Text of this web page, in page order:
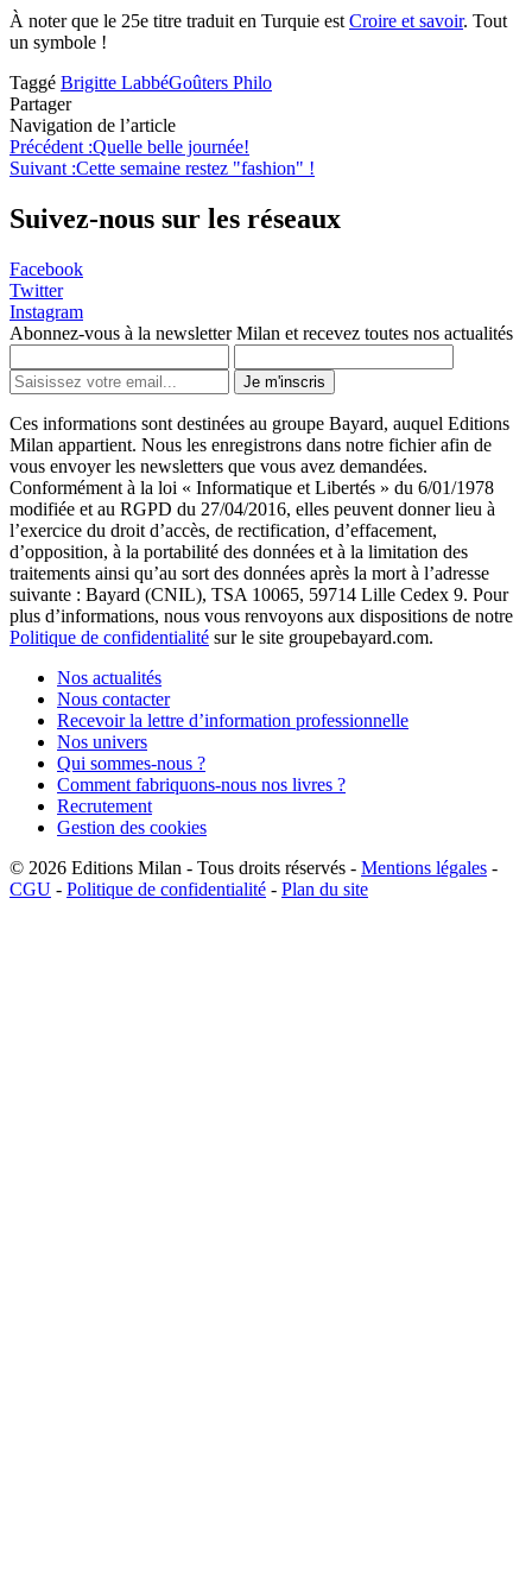
À noter que le 25e titre traduit en Turquie est Croire et savoir. Tout
un symbole !
Taggé Brigitte LabbéGoûters Philo
Partager
Navigation de l’article
Précédent :Quelle belle journée!
Suivant :Cette semaine restez "fashion" !
Suivez-nous sur les réseaux
Facebook
Twitter
Instagram
Abonnez-vous à la newsletter Milan et recevez toutes nos actualités
Je m'inscris
Ces informations sont destinées au groupe Bayard, auquel Editions
Milan appartient. Nous les enregistrons dans notre fichier afin de
vous envoyer les newsletters que vous avez demandées.
Conformément à la loi « Informatique et Libertés » du 6/01/1978
modifiée et au RGPD du 27/04/2016, elles peuvent donner lieu à
l’exercice du droit d’accès, de rectification, d’effacement,
d’opposition, à la portabilité des données et à la limitation des
traitements ainsi qu’au sort des données après la mort à l’adresse
suivante : Bayard (CNIL), TSA 10065, 59714 Lille Cedex 9. Pour
plus d’informations, nous vous renvoyons aux dispositions de notre
Politique de confidentialité sur le site groupebayard.com.
Nos actualités
Nous contacter
Recevoir la lettre d’information professionnelle
Nos univers
Qui sommes-nous ?
Comment fabriquons-nous nos livres ?
Recrutement
Gestion des cookies
© 2026 Editions Milan - Tous droits réservés - Mentions légales -
CGU - Politique de confidentialité - Plan du site